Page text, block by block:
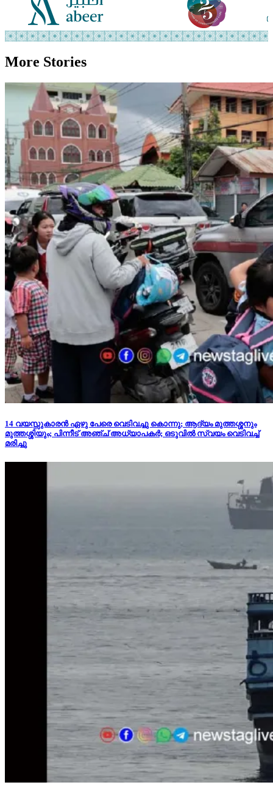
More Stories
14 വയസ്സുകാരന്‍ ഏഴു പേരെ വെടിവച്ചു കൊന്നു; ആദ്യം മുത്തശ്ശനും
മുത്തശ്ശിയും; പിന്നീട് അഞ്ച് അധ്യാപകര്‍; ഒടുവില്‍ സ്വയം വെടിവച്ച്
മരിച്ചു